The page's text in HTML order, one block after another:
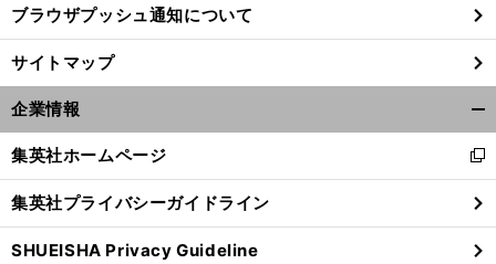
へ
ブラウザプッシュ通知について
サイトマップ
企業情報
閉
る
集英社ホームページ
新
し
い
ウ
ィ
集英社プライバシーガイドライン
SHUEISHA Privacy Guideline